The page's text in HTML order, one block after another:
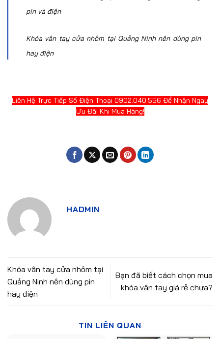
pin và điện
Khóa vân tay cửa nhôm tại Quảng Ninh nên dùng pin
hay điện
Liên Hệ Trực Tiếp Số Điện Thoại 0902.040.556 Để Nhận Ngay
Ưu Đãi Khi Mua Hàng!
HADMIN
Khóa vân tay cửa nhôm tại
Quảng Ninh nên dùng pin
hay điện
Bạn đã biết cách chọn mua
khóa vân tay giá rẻ chưa?
TIN LIÊN QUAN